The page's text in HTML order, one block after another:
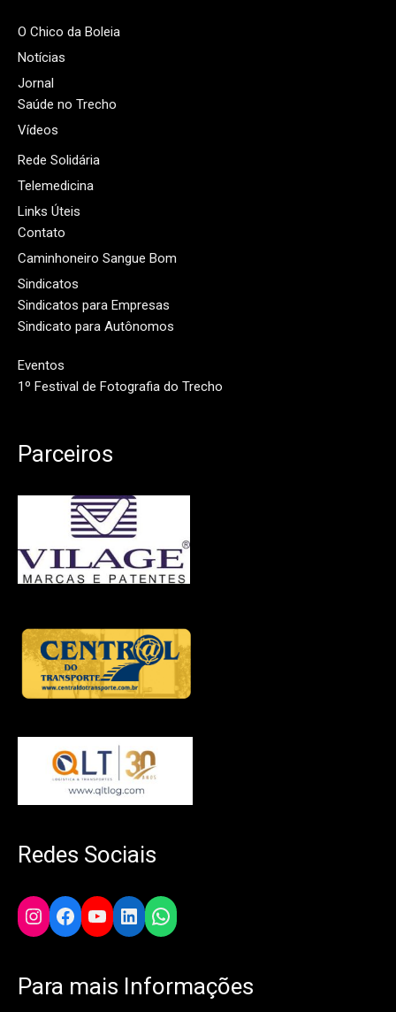
O Chico da Boleia
Notícias
Jornal
Saúde no Trecho
Vídeos
Rede Solidária
Telemedicina
Links Úteis
Contato
Caminhoneiro Sangue Bom
Sindicatos
Sindicatos para Empresas
Sindicato para Autônomos
Eventos
1º Festival de Fotografia do Trecho
Parceiros
Redes Sociais
Instagram
Facebook
YouTube
LinkedIn
WhatsApp
Para mais Informações